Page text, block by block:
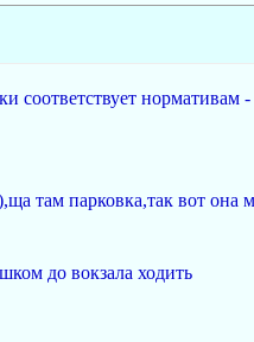
соответствует нормативам
там парковка,так вот она
до вокзала ходить